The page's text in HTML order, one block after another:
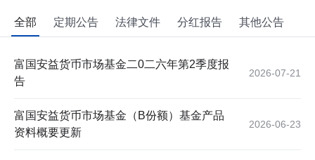
全部 定期公告 法律文件 分红报告 其他公告
富国安益货币市场基金二0二六年第2季度报
告
2026-07-21
富国安益货币市场基金（B份额）基金产品
资料概要更新
2026-06-23